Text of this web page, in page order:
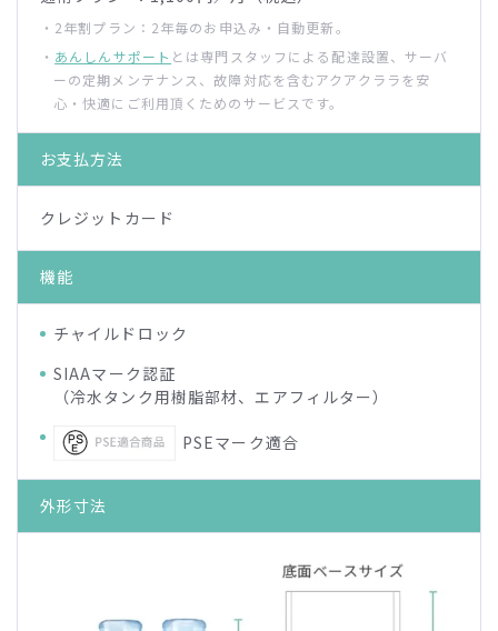
・2年割プラン：2年毎のお申込み・自動更新。
・ あんしんサポート とは専門スタッフによる配達設置、サーバ
ーの定期メンテナンス、故障対応を含むアクアクララを安
心・快適にご利用頂くためのサービスです。
お支払方法
クレジットカード
機能
チャイルドロック
SIAAマーク認証
（冷水タンク用樹脂部材、エアフィルター）
PSEマーク適合
外形寸法